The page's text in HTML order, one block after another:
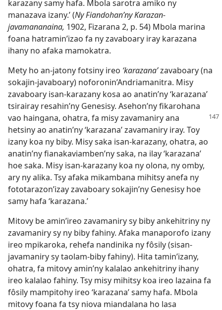
karazany samy hafa. Mbola sarotra amiko ny
manazava izany.’ (Ny Fiandohan’ny Karazan-
javamananaina, 1902, Fizarana 2, p. 54) Mbola marina
foana hatramin’izao fa ny zavaboary iray karazana
ihany no afaka mamokatra.
Mety ho an-jatony fotsiny ireo ‘karazana’zavaboary (na
sokajin-javaboary) noforonin’Andriamanitra. Misy
zavaboary isan-karazany kosa ao anatin’ny ‘karazana’
tsirairay resahin’ny Genesisy. Asehon’ny fikarohana
vao haingana, ohatra, fa misy zavamaniry ana
hetsiny ao anatin’ny ‘karazana’ zavamaniry iray. Toy
izany koa ny biby. Misy saka isan-karazany, ohatra, ao
anatin’ny fianakaviamben’ny saka, na ilay ‘karazana’
hoe saka. Misy isan-karazany koa ny olona, ny omby,
ary ny alika. Tsy afaka mikambana mihitsy anefa ny
fototarazon’izay zavaboary sokajin’ny Genesisy hoe
samy hafa ‘karazana.’
Mitovy be amin’ireo zavamaniry sy biby ankehitriny ny
zavamaniry sy ny biby fahiny. Afaka manaporofo izany
ireo mpikaroka, rehefa nandinika ny fôsily (sisan-
javamaniry sy taolam-biby fahiny). Hita tamin’izany,
ohatra, fa mitovy amin’ny kalalao ankehitriny ihany
ireo kalalao fahiny. Tsy misy mihitsy koa ireo lazaina fa
fôsily mampitohy ireo ‘karazana’ samy hafa. Mbola
mitovy foana fa tsy niova miandalana ho lasa